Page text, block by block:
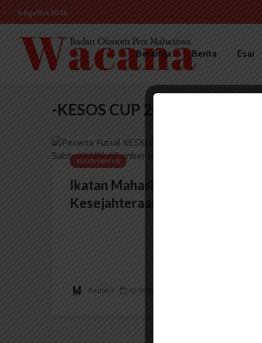
6 Agustus 2026
Beranda Berita Esai
-KESOS CUP 2023
BERITA KAMPUS
Ikatan Mahasiswa Ilmu
Kesejahteraan Sosial Adakan...
Redaksi 10 November 2023